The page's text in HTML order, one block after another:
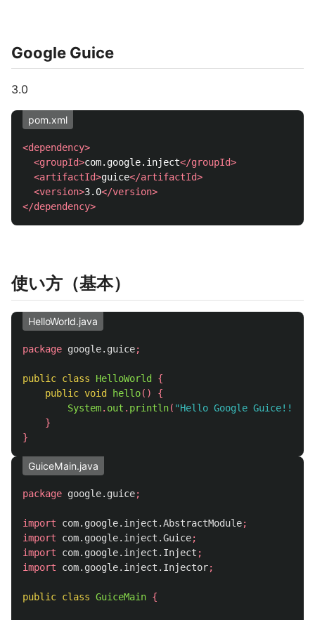
Google Guice
3.0
pom.xml
<dependency>
<groupId>com.google.inject</groupId>
<artifactId>guice</artifactId>
<version>3.0</version>
</dependency>
使い方（基本）
HelloWorld.java
package google.guice;
public class HelloWorld
{
public void hello()
{
System. out . println( "Hello Google Guice!!"
}
}
GuiceMain.java
package google.guice;
import com.google.inject.AbstractModule;
import
com.google.inject.Guice;
import
com.google.inject.Inject ;
import
com.google.inject.Injector;
public class GuiceMain {